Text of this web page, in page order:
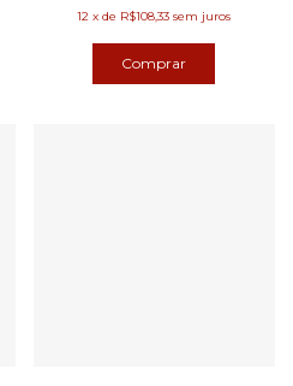
12 xde R$108,33 sem juros